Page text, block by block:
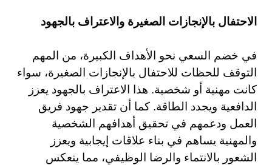
الاحتفال بالإنجازات الصغيرة والاعتراف بالجهود
في خضم السعي نحو الأهداف الكبيرة، من المهم
التوقف للحظات للاحتفال بالإنجازات الصغيرة، سواء
كانت مهنية أو شخصية. هذا الاعتراف بالجهود يعزز
الدافعية ويجدد الطاقة. كما أن تقدير جهود فريق
العمل ودعمهم في تحقيق أهدافهم الشخصية
والمهنية يساهم في بناء علاقات إيجابية ويعزز
الشعور بالانتماء والرضا الوظيفي، مما ينعكس